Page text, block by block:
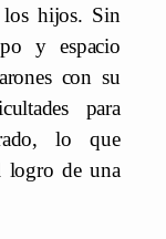
los hijos. Sin
y espacio
con su
para
lo que
logro de una